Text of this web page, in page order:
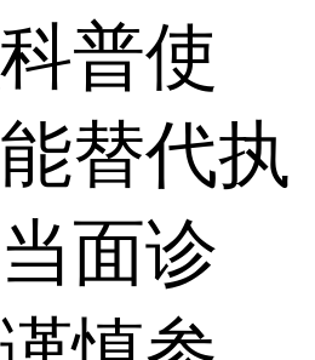
普使
替代执
面诊